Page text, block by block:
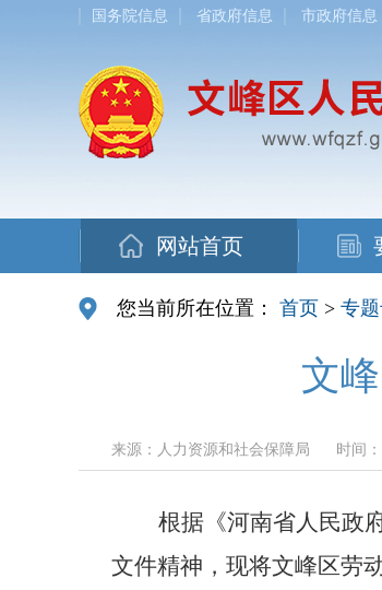
国务院信息 省政府信息 市政府信息
网站首页
您当前所在位置： 首页 > 专
文
来源：人力资源和社会保障局 时间
根据《河南省人民政
文件精神，现将文峰区劳